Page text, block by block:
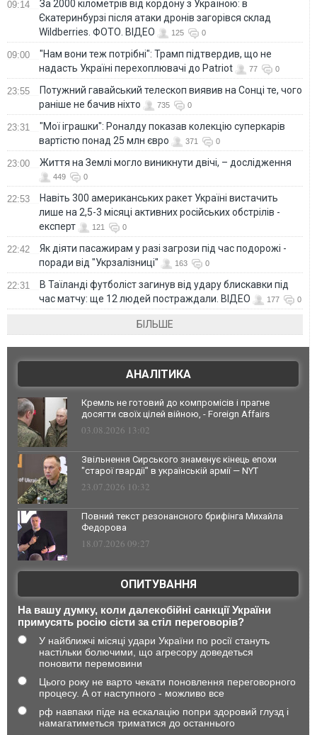
09:14
За 2000 кілометрів від кордону з Україною: в
Єкатеринбурзі після атаки дронів загорівся склад
Wildberries. ФОТО. ВІДЕО
125 0
09:00
"Нам вони теж потрібні": Трамп підтвердив, що не
надасть Україні перехоплювачі до Patriot
77 0
23:55
Потужний гавайський телескоп виявив на Сонці те, чого
раніше не бачив ніхто
735 0
23:31
"Мої іграшки": Роналду показав колекцію суперкарів
вартістю понад 25 млн євро
371 0
23:00 Життя на Землі могло виникнути двічі, – дослідження
449 0
22:53
Навіть 300 американських ракет Україні вистачить
лише на 2,5-3 місяці активних російських обстрілів -
експерт
121 0
22:42
Як діяти пасажирам у разі загрози під час подорожі -
поради від "Укрзалізниці"
163 0
22:31
В Таїланді футболіст загинув від удару блискавки під
час матчу: ще 12 людей постраждали. ВІДЕО
177 0
БІЛЬШЕ
АНАЛІТИКА
Кремль не готовий до компромісів і прагне
досягти своїх цілей війною, - Foreign Affairs
03.08.2026 13:02
Звільнення Сирського знаменує кінець епохи
"старої гвардії" в українській армії — NYT
23.07.2026 10:32
Повний текст резонансного брифінга Михайла
Федорова
18.07.2026 09:27
ОПИТУВАННЯ
На вашу думку, коли далекобійні санкції України
примусять росію сісти за стіл переговорів?
У найближчі місяці удари України по росії стануть
настільки болючими, що агресору доведеться
поновити перемовини
Цього року не варто чекати поновлення переговорного
процесу. А от наступного - можливо все
рф навпаки піде на ескалацію попри здоровий глузд і
намагатиметься триматися до останнього